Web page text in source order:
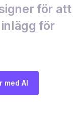
för att
för
med AI